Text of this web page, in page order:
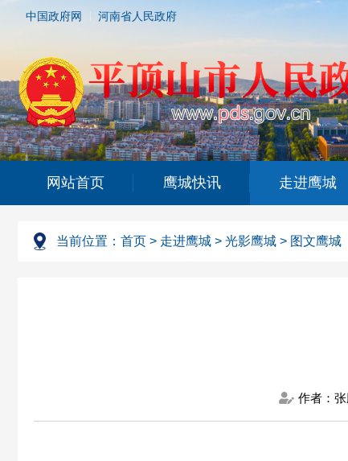
中国政府网 河南省人民政府
网站首页 鹰城快讯 走进鹰城
当前位置： 首页 > 走进鹰城 > 光影鹰城 > 图文鹰城
作者：